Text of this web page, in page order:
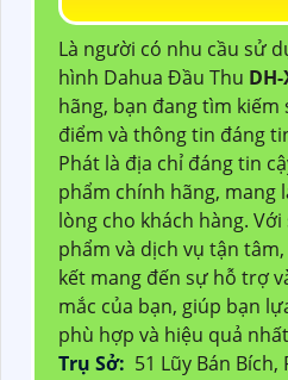
Là người có nhu cầu sử
hình Dahua Đầu Thu
hãng, bạn đang tìm kiếm
điểm và thông tin đáng
Phát là địa chỉ đáng tin
phẩm chính hãng, mang
lòng cho khách hàng.
phẩm và dịch vụ tận
kết mang đến sự hỗ trợ
mắc của bạn, giúp bạn
phù hợp và hiệu quả
Trụ Sở: 51 Lũy Bán Bích,